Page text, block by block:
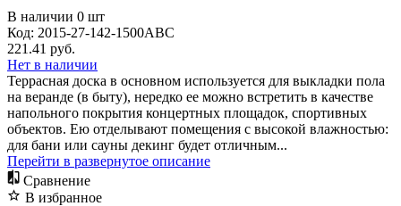
В наличии 0 шт
Код: 2015-27-142-1500ABC
221.41 руб.
Нет в наличии
Террасная доска в основном используется для выкладки пола
на веранде (в быту), нередко ее можно встретить в качестве
напольного покрытия концертных площадок, спортивных
объектов. Ею отделывают помещения с высокой влажностью:
для бани или сауны декинг будет отличным...
Перейти в развернутое описание
Сравнение
В избранное